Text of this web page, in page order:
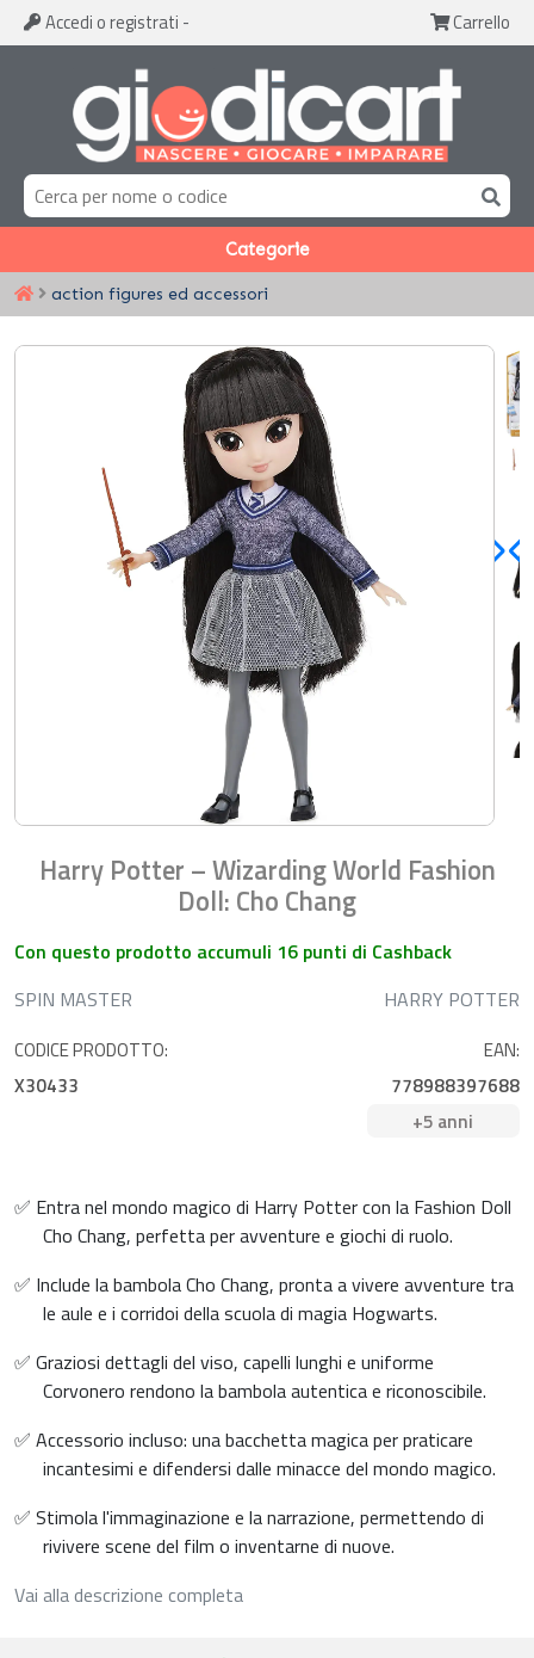
Accedi o registrati - Carrello
Categorie
action figures ed accessori
Harry Potter – Wizarding World Fashion
Doll: Cho Chang
Con questo prodotto accumuli 16 punti di Cashback
SPIN MASTER
HARRY POTTER
CODICE PRODOTTO:
X30433
EAN:
778988397688
+5 anni
✅ Entra nel mondo magico di Harry Potter con la Fashion Doll
Cho Chang, perfetta per avventure e giochi di ruolo.
✅ Include la bambola Cho Chang, pronta a vivere avventure tra
le aule e i corridoi della scuola di magia Hogwarts.
✅ Graziosi dettagli del viso, capelli lunghi e uniforme
Corvonero rendono la bambola autentica e riconoscibile.
✅ Accessorio incluso: una bacchetta magica per praticare
incantesimi e difendersi dalle minacce del mondo magico.
✅ Stimola l'immaginazione e la narrazione, permettendo di
rivivere scene del film o inventarne di nuove.
Vai alla descrizione completa